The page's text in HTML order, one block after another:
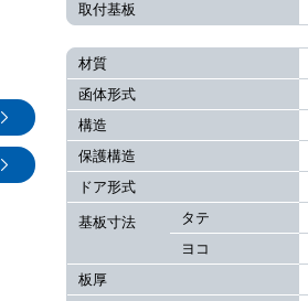
取付基板
材質
函体形式
構造
保護構造
ドア形式
基板寸法 タテ
ヨコ
板厚